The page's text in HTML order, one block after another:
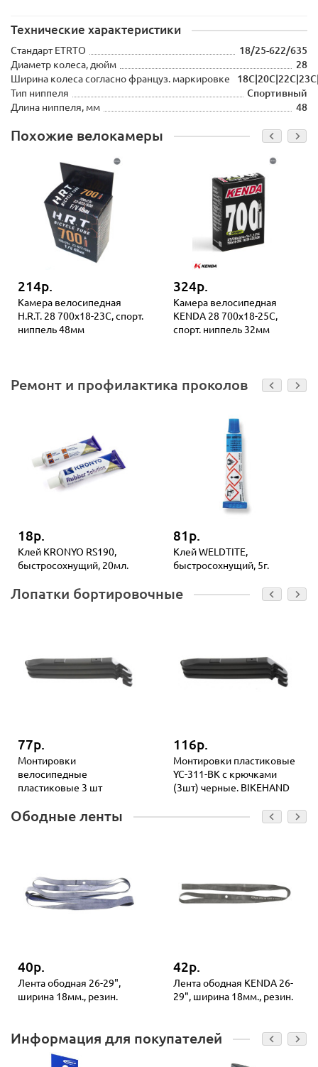
Технические характеристики
Стандарт ETRTO
18/25-622/635
Диаметр колеса, дюйм
28
Ширина колеса согласно француз. маркировке
Тип ниппеля
Спортивный
Длина ниппеля, мм
48
Похожие велокамеры
214р.
Камера велосипедная
H.R.T. 28 700х18-23С, спорт.
ниппель 48мм
324р.
Камера велосипедная
KENDA 28 700х18-25C,
спорт. ниппель 32мм
Ремонт и профилактика проколов
18р.
Клей KRONYO RS190,
быстросохнущий, 20мл.
81р.
Клей WELDTITE,
быстросохнущий, 5г.
Лопатки бортировочные
77р.
Монтировки
велосипедные
пластиковые 3 шт
116р.
Монтировки пластиковые
YC-311-BK с крючками
(3шт) черные. BIKEHAND
Ободные ленты
40р.
Лента ободная 26-29",
ширина 18мм., резин.
42р.
Лента ободная KENDA 26-
29", ширина 18мм., резин.
Информация для покупателей